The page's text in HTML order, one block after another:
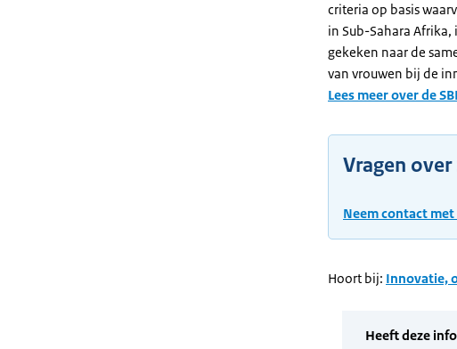
criteria op basis
in Sub-Sahara
gekeken naar de
van vrouwen bij de
Lees meer over de
Vragen over
Neem contact
Hoort bij: Innovatie,